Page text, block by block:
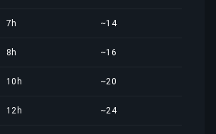
7h ~14
8h ~16
10h ~20
12h ~24